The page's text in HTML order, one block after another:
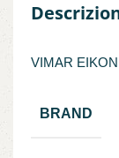
VIMAR
BRAND